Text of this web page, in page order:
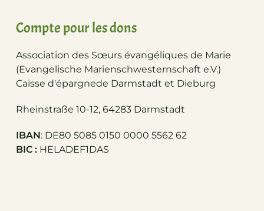
Compte pour les dons
Association des Sœurs évangéliques de Marie
(Evangelische Marienschwesternschaft e.V.)
Caisse d'épargnede Darmstadt et Dieburg
Rheinstraße 10-12, 64283 Darmstadt
IBAN: DE80 5085 0150 0000 5562 62
BIC :HELADEF1DAS